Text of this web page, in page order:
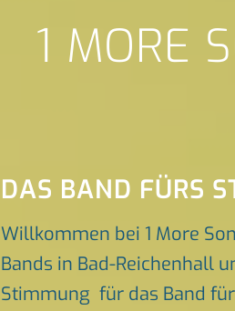
1 MORE
DAS BAND FÜRS
Willkommen bei 1 More
Bands in Bad-Reichenhall
Stimmung für das Band